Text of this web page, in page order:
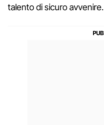
talento di sicuro avvenire.